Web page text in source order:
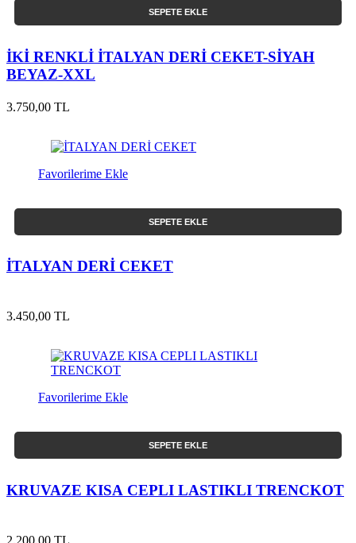
SEPETE EKLE
İKİ RENKLİ İTALYAN DERİ CEKET-SİYAH
BEYAZ-XXL
3.750,00 TL
Favorilerime Ekle
SEPETE EKLE
İTALYAN DERİ CEKET
3.450,00 TL
Favorilerime Ekle
SEPETE EKLE
KRUVAZE KISA CEPLI LASTIKLI TRENCKOT
2.200,00 TL